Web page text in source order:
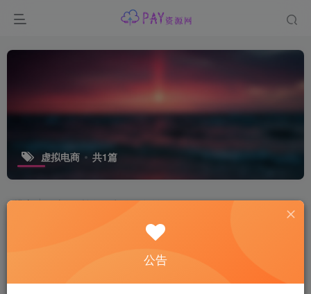
虚拟电商 共1篇
排序 更新 浏览 点赞 评论
公告